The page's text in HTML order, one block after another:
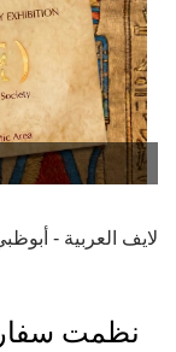
لايف العربية -
نظمت